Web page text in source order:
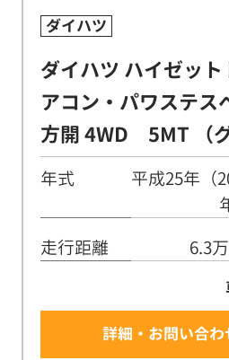
ダイハツ
ダイハツ ハイゼッ
アコン・パワステス
方開 4WD 5MT （グ
年式
平成25年（
走行距離
6.3
詳細・お問い合わ